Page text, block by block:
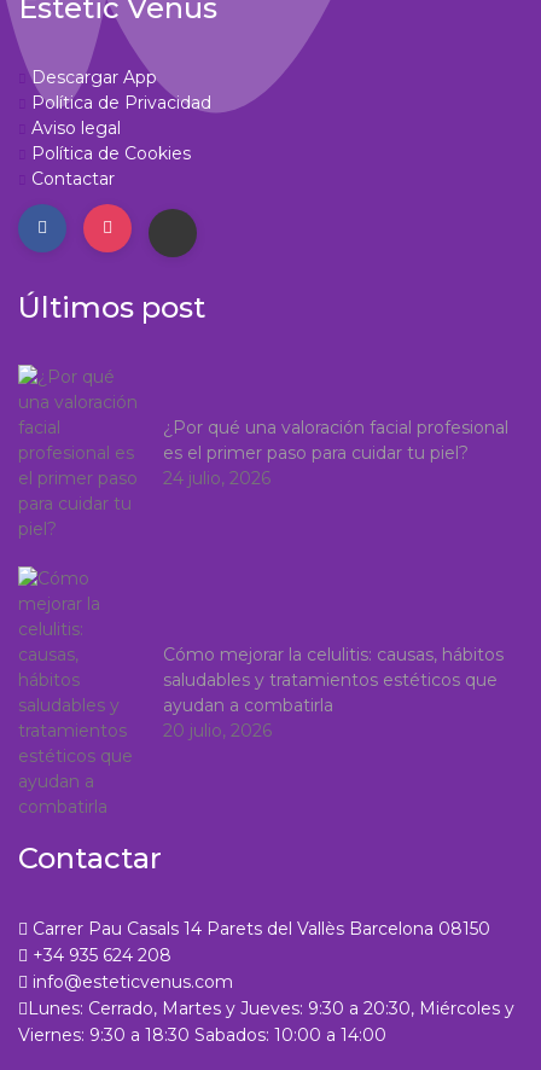
Estetic Venus
Descargar App
Política de Privacidad
Aviso legal
Política de Cookies
Contactar
Últimos post
¿Por qué una valoración facial profesional
es el primer paso para cuidar tu piel?
24 julio, 2026
Cómo mejorar la celulitis: causas, hábitos
saludables y tratamientos estéticos que
ayudan a combatirla
20 julio, 2026
Contactar
Carrer Pau Casals 14 Parets del Vallès Barcelona 08150
+34 935 624 208
info@esteticvenus.com
Lunes: Cerrado, Martes y Jueves: 9:30 a 20:30, Miércoles y
Viernes: 9:30 a 18:30 Sabados: 10:00 a 14:00